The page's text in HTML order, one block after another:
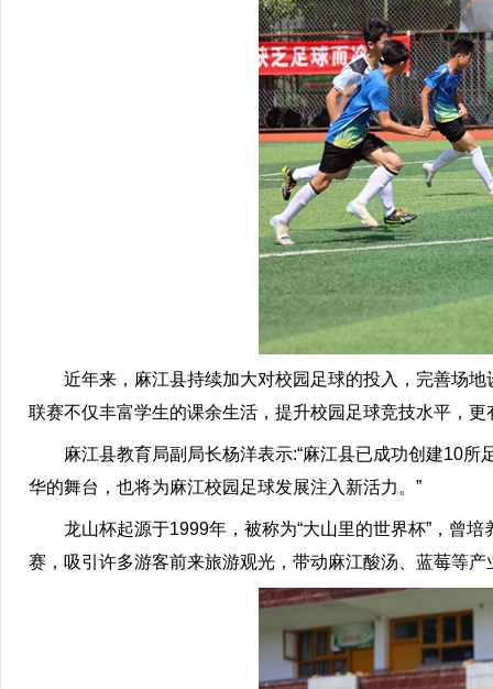
近年来，麻江县持续加大对校园足球的投入，完善场地
联赛不仅丰富学生的课余生活，提升校园足球竞技水平，
麻江县教育局副局长杨洋表示:“麻江县已成功创建10所
华的舞台，也将为麻江校园足球发展注入新活力。”
龙山杯起源于1999年，被称为“大山里的世界杯”，曾培
赛，吸引许多游客前来旅游观光，带动麻江酸汤、蓝莓等